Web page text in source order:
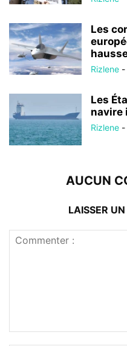
Les
Rizlene -
Les
navire
Rizlene -
AUCUN
LAISSER